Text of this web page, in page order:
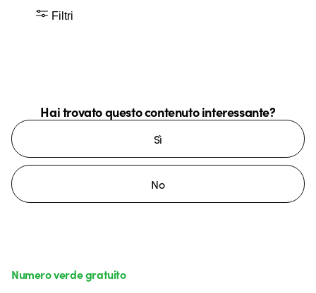
Filtri
Hai trovato questo contenuto interessante?
Sì
No
Numero verde gratuito